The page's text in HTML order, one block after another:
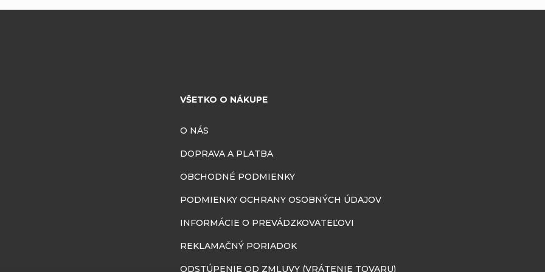
VŠETKO O NÁKUPE
O NÁS
DOPRAVA A PLATBA
OBCHODNÉ PODMIENKY
PODMIENKY OCHRANY OSOBNÝCH ÚDAJOV
INFORMÁCIE O PREVÁDZKOVATEĽOVI
REKLAMAČNÝ PORIADOK
ODSTÚPENIE OD ZMLUVY (VRÁTENIE TOVARU)